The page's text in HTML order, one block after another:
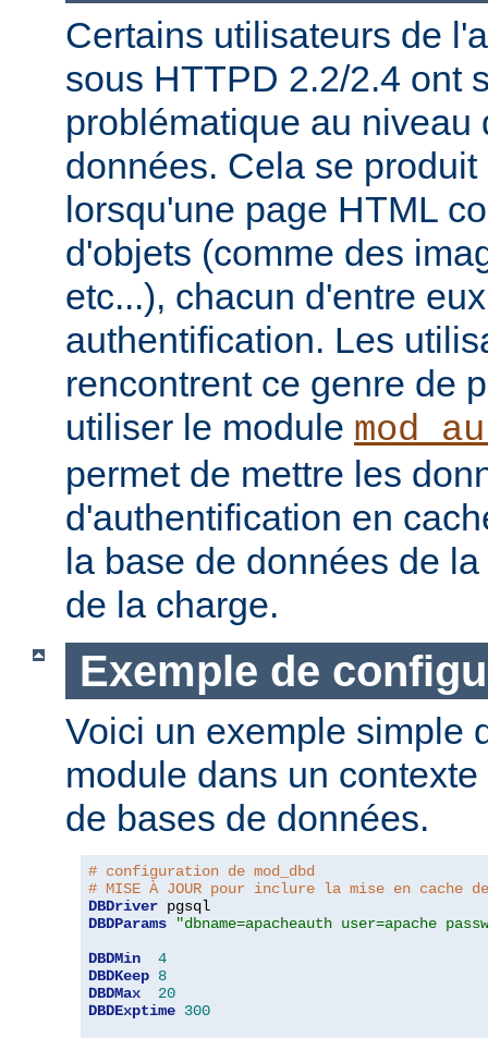
Certains utilisateurs de
sous HTTPD 2.2/2.4 ont
problématique au niveau
données. Cela se
lorsqu'une page HTML
d'objets (comme des
etc...), chacun d'entre
authentification. Les
rencontrent ce genre de
utiliser le module
permet de mettre les
d'authentification en
la base de données de
de la charge.
Exemple de
Voici un exemple simple
module dans un
de bases de données.
# configuration de mod_dbd
# MISE À JOUR pour inclure la mise en
DBDriver
DBDParams
"dbname=apacheauth user=apache
DBDMin
4
DBDKeep 8
DBDMax
20
DBDExptime 300